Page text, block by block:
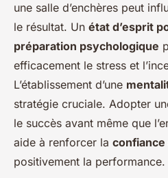
une salle d’enchères peut
le résultat. Un état d’esprit
préparation psychologique
efficacement le stress et
L’établissement d’une
stratégie cruciale. Adopter
le succès avant même que
aide à renforcer la confiance
positivement la performance.